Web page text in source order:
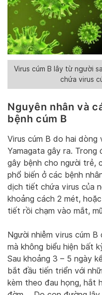
Virus cúm B lây từ người
chứa virus
Nguyên nhân và
bệnh cúm B
Virus cúm B do hai dòng
Yamagata gây ra. Trong
gây bệnh cho người trẻ,
phổ biến ở các bệnh
dịch tiết chứa virus của
khoảng cách 2 mét,
tiết rồi chạm vào mắt,
Người nhiễm virus cúm
mà không biểu hiện bất
Sau khoảng 3 – 5 ngày
bắt đầu tiến triển với
kèm theo đau họng, hắt